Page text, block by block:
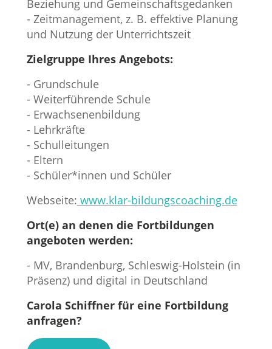
Beziehung und Gemeinschaftsgedanken
- Zeitmanagement, z. B. effektive Planung
und Nutzung der Unterrichtszeit
Zielgruppe Ihres Angebots:
- Grundschule
- Weiterführende Schule
- Erwachsenenbildung
- Lehrkräfte
- Schulleitungen
- Eltern
- Schüler*innen und Schüler
Webseite: www.klar-bildungscoaching.de
Ort(e) an denen die Fortbildungen
angeboten werden:
- MV, Brandenburg, Schleswig-Holstein (in
Präsenz) und digital in Deutschland
Carola Schiffner für eine Fortbildung
anfragen?